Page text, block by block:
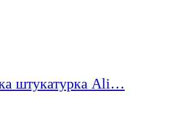
штукатурка Ali…